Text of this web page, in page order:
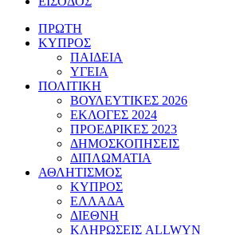
ΠΡΩΤΗ
ΚΥΠΡΟΣ
ΠΑΙΔΕΙΑ
ΥΓΕΙΑ
ΠΟΛΙΤΙΚΗ
ΒΟΥΛΕΥΤΙΚΕΣ 2026
ΕΚΛΟΓΕΣ 2024
ΠΡΟΕΔΡΙΚΕΣ 2023
ΔΗΜΟΣΚΟΠΗΣΕΙΣ
ΔΙΠΛΩΜΑΤΙΑ
ΑΘΛΗΤΙΣΜΟΣ
ΚΥΠΡΟΣ
ΕΛΛΑΔΑ
ΔΙΕΘΝΗ
ΚΛΗΡΩΣΕΙΣ ALLWYN